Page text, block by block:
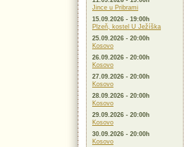
Jince u Pribrami
15.09.2026 - 19:00h
Plzeň, kostel U Ježíška
25.09.2026 - 20:00h
Kosovo
26.09.2026 - 20:00h
Kosovo
27.09.2026 - 20:00h
Kosovo
28.09.2026 - 20:00h
Kosovo
29.09.2026 - 20:00h
Kosovo
30.09.2026 - 20:00h
Kosovo